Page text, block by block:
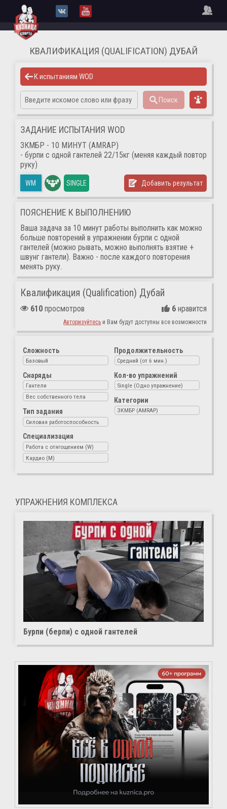
КВАЛИФИКАЦИЯ (QUALIFICATION) ДУБАЙ
К испытаниям WOD
Поиск
ЗАДАНИЕ ИСПЫТАНИЯ WOD
ЗКМБР - 10 МИНУТ (AMRAP)
- бурпи с одной гантелей 22/15кг (меняя каждый повтор
руку)
WM SINGLE Добавить результат
ПОЯСНЕНИЕ К ВЫПОЛНЕНИЮ
Ваша задача за 10 минут работы выполнить как можно
больше повторений в упражнении бурпи с одной
гантелей (можно рывать, можно выполнять взятие +
швунг гантели). Важно - после каждого повторения
менять руку.
Квалификация (Qualification) Дубай
610просмотров 6нравится
Авторизуйтесь и Вам будут доступны все возможности
Сложность
Базовый
Снаряды
Гантели
Вес собственного тела
Тип задания
Силовая работоспособность
Специализация
Работа с отягощением (W)
Кардио (M)
Продолжительность
Средний (от 6 мин.)
Кол-во упражнений
Single (Одно упражнение)
Категории
ЗКМБР (AMRAP)
УПРАЖНЕНИЯ КОМПЛЕКСА
Бурпи (берпи) с одной гантелей